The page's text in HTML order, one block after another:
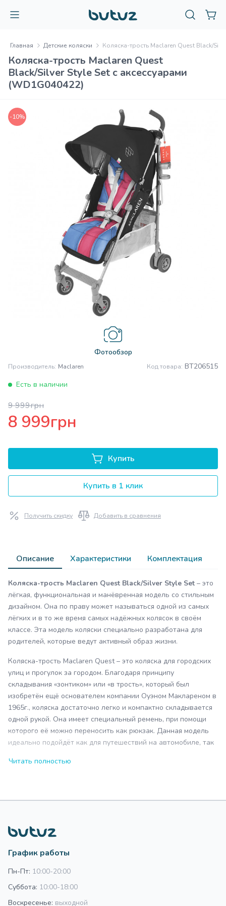
Главная Детские коляски Коляска-трость Maclaren Quest Black/
Коляска-трость Maclaren Quest
Black/Silver Style Set с аксессуарами
(WD1G040422)
-10%
Фотообзор
Производитель: Maclaren Код товара: BT206515
Есть в наличии
9 999грн
8 999грн
Купить
Купить в 1 клик
Получить скидку Добавить в сравнения
Описание Характеристики Комплектация
Коляска-трость Maclaren Quest Black/Silver Style Set – это
лёгкая, функциональная и манёвренная модель со стильным
дизайном. Она по праву может называться одной из самых
лёгких и в то же время самых надёжных колясок в своём
классе. Эта модель коляски специально разработана для
родителей, которые ведут активный образ жизни.
Коляска-трость Maclaren Quest – это коляска для городских
улиц и прогулок за городом. Благодаря принципу
складывания «зонтиком» или «в трость», который был
изобретён ещё основателем компании Оуэном Маклареном в
1965г., коляска достаточно легко и компактно складывается
одной рукой. Она имеет специальный ремень, при помощи
которого её можно переносить как рюкзак. Данная модель
идеально подойдёт как для путешествий на автомобиле, так
Рама – из лёгкой алюминиевой конструкции
Легко и компактно складывается одной рукой по
принципу «зонтиком» или «в трость»
Для переноски коляски в сложенном виде есть удобная
ручка и ремень
Удобные эргономичные рукоятки с антискользящими
Читать полностью
График работы
Пн-Пт: 10:00-20:00
Суббота: 10:00-18:00
Воскресенье: выходной